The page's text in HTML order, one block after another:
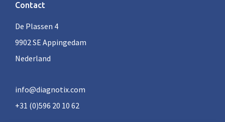
Contact
De Plassen 4
9902 SE Appingedam
Nederland
info@diagnotix.com
+31 (0)596 20 10 62